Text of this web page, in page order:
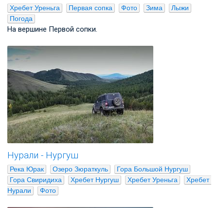
Хребет Уреньга Первая сопка Фото Зима
Лыжи
Погода
На вершине Первой сопки.
Нурали - Нургуш
Река Юрак Озеро Зюраткуль
Гора Большой Нургуш
Гора Свиридиха
Хребет Нургуш Хребет Уреньга
Хребет
Нурали
Фото